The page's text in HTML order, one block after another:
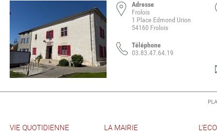
Adresse
Frolois
1 Place Edmond Urion
54160 Frolois
Téléphone
03.83.47.64.19
VIE QUOTIDIENNE LA MAIRIE